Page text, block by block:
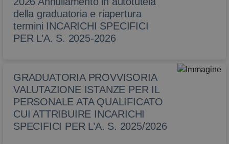
della graduatoria e riapertura
termini INCARICHI SPECIFICI
PER L’A. S. 2025-2026
GRADUATORIA PROVVISORIA
VALUTAZIONE ISTANZE PER IL
PERSONALE ATA QUALIFICATO
CUI ATTRIBUIRE INCARICHI
SPECIFICI PER L’A. S. 2025/2026